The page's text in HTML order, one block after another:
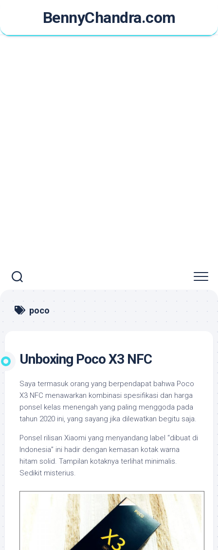
content
BennyChandra.com
poco
Unboxing Poco X3 NFC
Saya termasuk orang yang berpendapat bahwa Poco
X3 NFC menawarkan kombinasi spesifikasi dan harga
ponsel kelas menengah yang paling menggoda pada
tahun 2020 ini, yang sayang jika dilewatkan begitu saja.
Ponsel rilisan Xiaomi yang menyandang label “dibuat di
Indonesia” ini hadir dengan kemasan kotak warna
hitam solid. Tampilan kotaknya terlihat minimalis.
Sedikit misterius.